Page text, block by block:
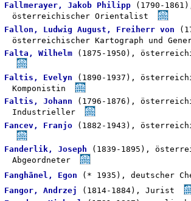
Fallmerayer, Jakob Philipp (1790-
österreichischer Orientalist
Fallon, Ludwig August, Freiherr von
österreichischer Kartograph und
Falta, Wilhelm (1875-1950),
Faltis, Evelyn (1890-1937),
Komponistin
Faltis, Johann (1796-1876),
Industrieller
Fancev, Franjo (1882-1943),
Fanderlik, Joseph (1839-1895),
Abgeordneter
Fanghänel, Egon (* 1935), deutscher
Fangor, Andrzej
(1814-1884), Jurist